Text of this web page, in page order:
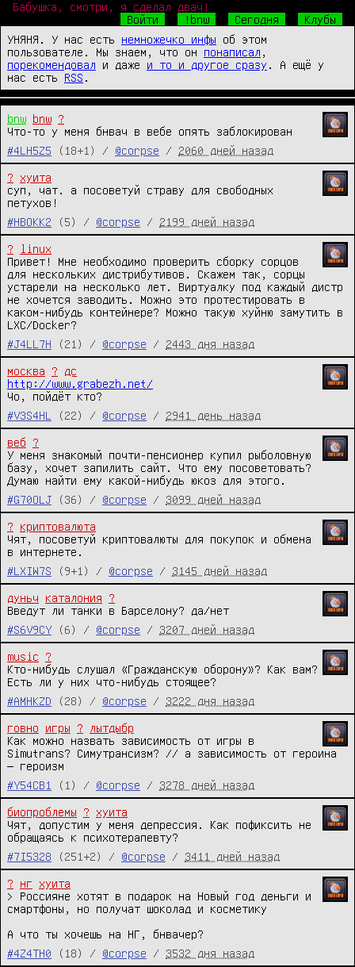
Бабушка, смотри, я сделал двач!
Войти
!bnw Сегодня
Клубы
УНЯНЯ. У нас есть немножечко инфы об этом
пользователе. Мы знаем, что он понаписал
порекомендовал и даже и то и другое сразу . А ещё у
нас есть RSS
bnw bnw ?
Что-то у меня бнвач в вебе опять заблокирован
#4LH5Z5
(18+1) / @corpse / 2060 дней назад
?
хуита
суп, чат. а посоветуй страву для свободных
петухов!
#HBOKK2
(5) / @corpse / 2199 дней назад
?
linux
Привет! Мне необходимо проверить сборку сорцов
для нескольких дистрибутивов. Скажем так, сорцы
устарели на несколько лет. Виртуалку под каждый дистр
не хочется заводить. Можно это протестировать в
каком-нибудь контейнере? Можно такую хуйню замутить в
LXC/Docker?
#J4LL7H
(21) / @corpse / 2443 дня назад
москва ?
дс
http://www.grabezh.net/
Чо, пойдёт кто?
#V3S4HL
(22) / @corpse / 2941 день назад
веб
?
У меня знакомый почти-пенсионер купил рыболовную
базу, хочет запилить сайт. Что ему посоветовать?
Думаю найти ему какой-нибудь юкоз для этого.
#G70OLJ
(36) / @corpse / 3099 дней назад
?
криптовалюта
Чят, посоветуй криптовалюты для покупок и обмена
в интернете.
#LXIW7S
(9+1) / @corpse / 3145 дней назад
дуньч каталония
?
Введут ли танки в Барселону? да/нет
#S6V9CY
(6) / @corpse / 3207 дней назад
music
?
Кто-нибудь слушал «Гражданскую оборону»? Как вам?
Есть ли у них что-нибудь стоящее?
#AMHKZD
(28) / @corpse / 3222 дня назад
говно игры ?
лытдыбр
Как можно назвать зависимость от игры в
Simutrans? Симутрансизм? // а зависимость от героина
— героизм
#Y54CB1
(1) / @corpse / 3278 дней назад
биопроблемы ?
хуита
Чят, допустим у меня депрессия. Как пофиксить не
обращаясь к психотерапевту?
#7I5328
(251+2) / @corpse / 3411 дней назад
? нг
хуита
> Россияне хотят в подарок на Новый год деньги и
смартфоны, но получат шоколад и косметику
А что ты хочешь на НГ, бнвачер?
#4Z4TH0
(18) / @corpse / 3532 дня назад